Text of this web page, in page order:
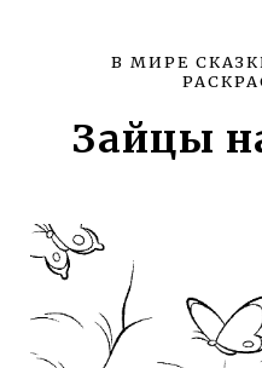
В МИРЕ
Зайцы